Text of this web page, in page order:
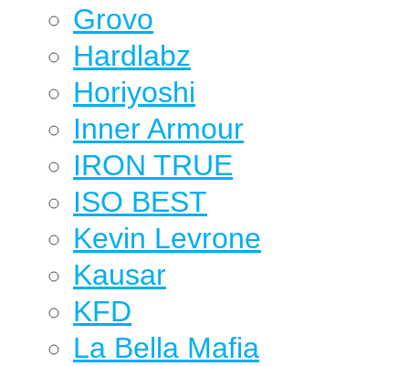
Grovo
Hardlabz
Horiyoshi
Inner Armour
IRON TRUE
ISO BEST
Kevin Levrone
Kausar
KFD
La Bella Mafia